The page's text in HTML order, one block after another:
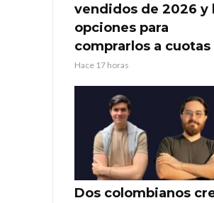
vendidos de 2026 y
opciones para
comprarlos a cuotas
Hace 17 horas
Dos colombianos